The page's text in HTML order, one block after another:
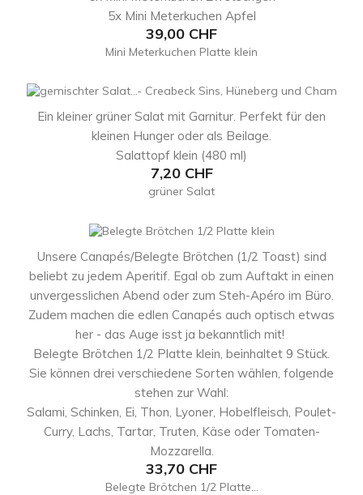
5x Mini Meterkuchen Apfel
Preis
39,00 CHF
Mini Meterkuchen Platte klein
Ein kleiner grüner Salat mit Garnitur. Perfekt für den
kleinen Hunger oder als Beilage.
Salattopf klein (480 ml)
Preis
7,20 CHF
grüner Salat
Unsere Canapés/Belegte Brötchen (1/2 Toast) sind
beliebt zu jedem Aperitif. Egal ob zum Auftakt in einen
unvergesslichen Abend oder zum Steh-Apéro im Büro.
Zudem machen die edlen Canapés auch optisch etwas
her - das Auge isst ja bekanntlich mit!
Belegte Brötchen 1/2 Platte klein, beinhaltet 9 Stück.
Sie können drei verschiedene Sorten wählen, folgende
stehen zur Wahl:
Salami, Schinken, Ei, Thon, Lyoner, Hobelfleisch, Poulet-
Curry, Lachs, Tartar, Truten, Käse oder Tomaten-
Mozzarella.
Preis
33,70 CHF
Belegte Brötchen 1/2 Platte...